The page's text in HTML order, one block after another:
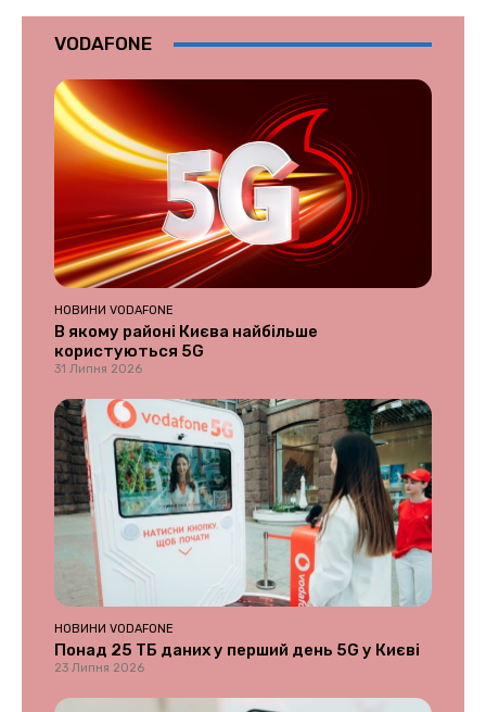
VODAFONE
НОВИНИ VODAFONE
В якому районі Києва найбільше
користуються 5G
31 Липня 2026
НОВИНИ VODAFONE
Понад 25 ТБ даних у перший день 5G у Києві
23 Липня 2026